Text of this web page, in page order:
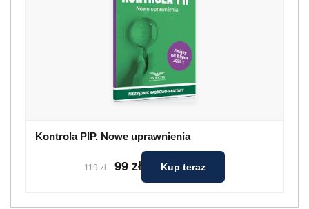
Kontrola PIP. Nowe uprawnienia
119 zł 99 zł Kup teraz